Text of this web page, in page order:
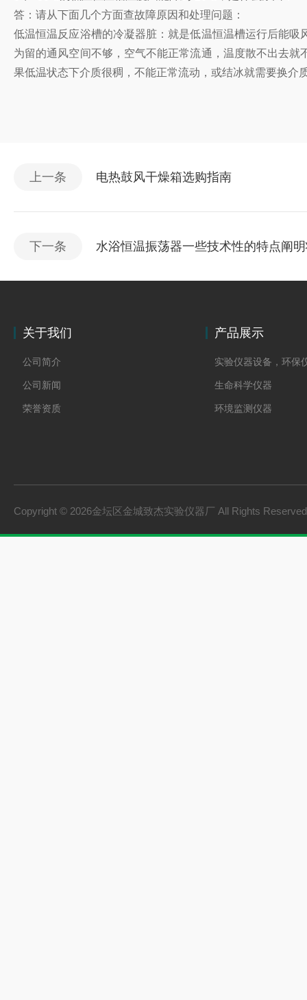
答：请从下面几个方面查故障原因和处理问题：
低温恒温反应浴槽的冷凝器脏：就是低温恒温槽运行后能
为留的通风空间不够，空气不能正常流通，温度散不出去
果低温状态下介质很稠，不能正常流动，或结冰就需要换介
上一条 电热鼓风干燥箱选购指南
下一条 水浴恒温振荡器一些技术性的特点阐
关于我们
公司简介
公司新闻
荣誉资质
产品展示
实验仪器设备，环保
生命科学仪器
环境监测仪器
Copyright © 2026金坛区金城致杰实验仪器厂 All Rights